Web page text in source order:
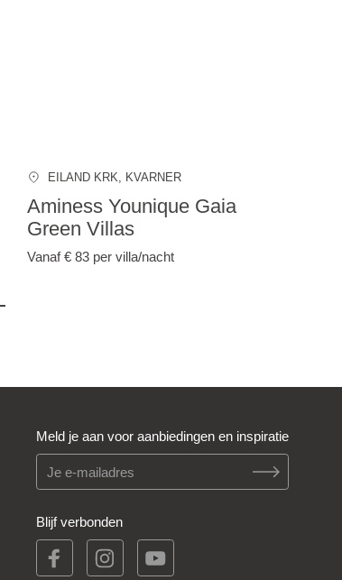
EILAND KRK , KVARNER
Aminess Younique Gaia
Green Villas
Vanaf € 83 per villa/nacht
Meld je aan voor aanbiedingen en inspiratie
Blijf verbonden